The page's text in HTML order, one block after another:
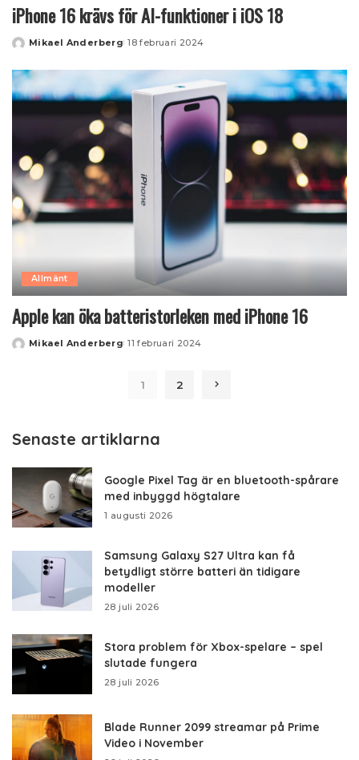
iPhone 16 krävs för AI-funktioner i iOS 18
Posted
Mikael Anderberg 18 februari 2024
Allmänt
Apple kan öka batteristorleken med iPhone 16
Posted
Mikael Anderberg 11 februari 2024
1 2
Senaste artiklarna
Google Pixel Tag är en bluetooth-spårare
med inbyggd högtalare
1 augusti 2026
Samsung Galaxy S27 Ultra kan få
betydligt större batteri än tidigare
modeller
28 juli 2026
Stora problem för Xbox-spelare – spel
slutade fungera
28 juli 2026
Blade Runner 2099 streamar på Prime
Video i November